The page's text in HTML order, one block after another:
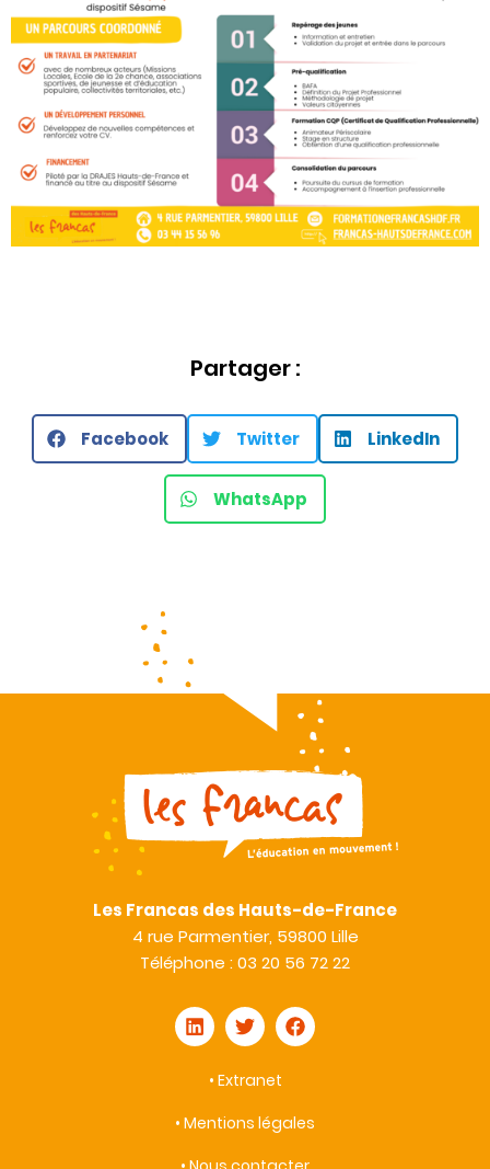
Partager :
Facebook Twitter LinkedIn
WhatsApp
Les Francas des Hauts-de-France
4 rue Parmentier, 59800 Lille
Téléphone : 03 20 56 72 22
• Extranet
• Mentions légales